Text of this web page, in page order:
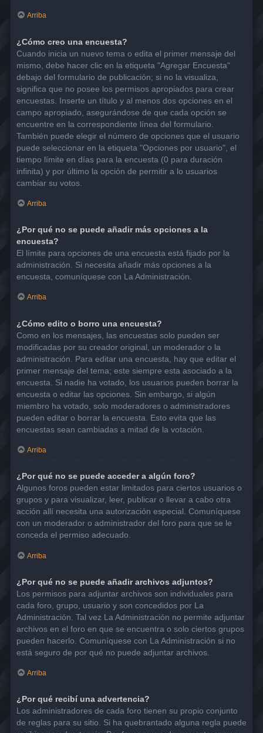
Arriba
¿Cómo creo una encuesta?
Cuando inicia un nuevo tema o edita el primer mensaje del
mismo, debe hacer clic en la etiqueta "Agregar Encuesta"
debajo del formulario de publicación; si no la visualiza,
significa que no posee los permisos apropiados para crear
encuestas. Inserte un título y al menos dos opciones en el
campo apropiado, asegurándose de que cada opción se
encuentre en la correspondiente línea del formulario.
También puede elegir el número de opciones que el usuario
puede seleccionar en la etiqueta "Opciones por usuario", el
tiempo límite en días para la encuesta (0 para duración
infinita) y por último la opción de permitir a lo usuarios
cambiar su votos.
Arriba
¿Por qué no se puede añadir más opciones a la
encuesta?
El límite para opciones de una encuesta está fijado por la
administración. Si necesita añadir más opciones a la
encuesta, comuníquese con La Administración.
Arriba
¿Cómo edito o borro una encuesta?
Como en los mensajes, las encuestas solo pueden ser
modificadas por su creador original, un moderador o la
administración. Para editar una encuesta, hay que editar el
primer mensaje del tema; este siempre esta asociado a la
encuesta. Si nadie ha votado, los usuarios pueden borrar la
encuesta o editar las opciones. Sin embargo, si algún
miembro ha votado, solo moderadores o administradores
pueden editar o borrar la encuesta. Esto evita que las
encuestas sean cambiadas a mitad de la votación.
Arriba
¿Por qué no se puede acceder a algún foro?
Algunos foros pueden estar limitados para ciertos usuarios o
grupos y para visualizar, leer, publicar o llevar a cabo otra
acción allí necesita una autorización especial. Comuníquese
con un moderador o administrador del foro para que se le
conceda el permiso adecuado.
Arriba
¿Por qué no se puede añadir archivos adjuntos?
Los permisos para adjuntar archivos son individuales para
cada foro, grupo, usuario y son concedidos por La
Administración. Tal vez La Administración no permite adjuntar
archivos en el foro en que se encuentra o solo ciertos grupos
pueden hacerlo. Comuníquese con La Administración si no
está seguro de por qué no puede adjuntar archivos.
Arriba
¿Por qué recibí una advertencia?
Los administradores de cada foro tienen su propio conjunto
de reglas para su sitio. Si ha quebrantado alguna regla puede